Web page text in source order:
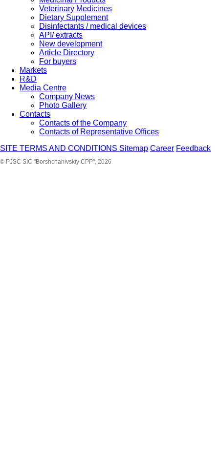
Veterinary Medicines
Dietary Supplement
Disinfectants / medical devices
API/ extracts
New development
Article Directory
For buyers
Markets
R&D
Media Centre
Company News
Photo Gallery
Contacts
Contacts of the Company
Contacts of Representative Offices
SITE TERMS AND CONDITIONS Sitemap Career Feedback
© PJSC SIC "Borshchahivskiy CPP", 2026